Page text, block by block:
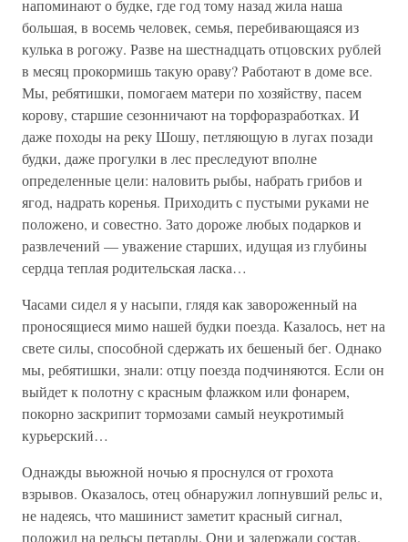
напоминают о будке, где год тому назад жила наша
большая, в восемь человек, семья, перебивающаяся из
кулька в рогожу. Разве на шестнадцать отцовских рублей
в месяц прокормишь такую ораву? Работают в доме все.
Мы, ребятишки, помогаем матери по хозяйству, пасем
корову, старшие сезонничают на торфоразработках. И
даже походы на реку Шошу, петляющую в лугах позади
будки, даже прогулки в лес преследуют вполне
определенные цели: наловить рыбы, набрать грибов и
ягод, надрать коренья. Приходить с пустыми руками не
положено, и совестно. Зато дороже любых подарков и
развлечений — уважение старших, идущая из глубины
сердца теплая родительская ласка…
Часами сидел я у насыпи, глядя как завороженный на
проносящиеся мимо нашей будки поезда. Казалось, нет на
свете силы, способной сдержать их бешеный бег. Однако
мы, ребятишки, знали: отцу поезда подчиняются. Если он
выйдет к полотну с красным флажком или фонарем,
покорно заскрипит тормозами самый неукротимый
курьерский…
Однажды вьюжной ночью я проснулся от грохота
взрывов. Оказалось, отец обнаружил лопнувший рельс и,
не надеясь, что машинист заметит красный сигнал,
положил на рельсы петарды. Они и задержали состав.